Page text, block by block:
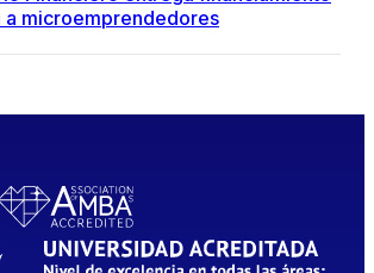
microemprendedores